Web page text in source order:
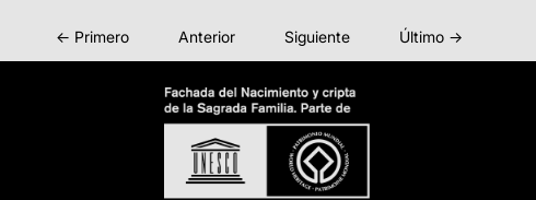
← Primero Anterior Siguiente Último →